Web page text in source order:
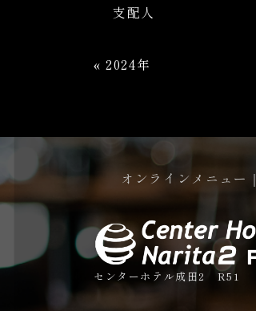
支配人
«2024年
オンラインメニュー｜
センターホテル成田2 R51